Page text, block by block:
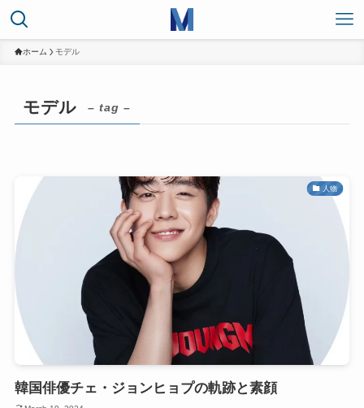
ホーム モデル
モデル – tag –
人物
韓国俳優チェ・ジョンヒョプの軌跡と素顔